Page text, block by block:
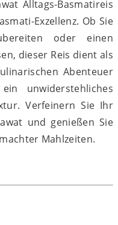
Alltags-Basmatireis
Exzellenz. Ob Sie
oder einen
dieser Reis dient als
Abenteuer
unwiderstehliches
Verfeinern Sie Ihr
und genießen Sie
Mahlzeiten.